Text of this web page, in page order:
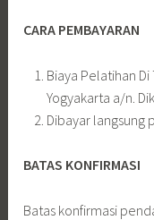
CARA PEMBAYARAN
Biaya Pelatihan Di
Yogyakarta a/n.
Dibayar langsung
BATAS KONFIRMASI
Batas konfirmasi